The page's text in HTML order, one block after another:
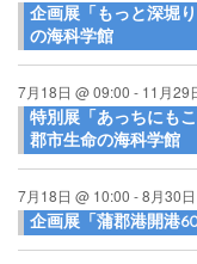
企画展「もっと深堀
の海科学館
7月18日 @ 09:00 - 11月29
特別展「あっちにも
郡市生命の海科学館
7月18日 @ 10:00 -8月30
企画展「蒲郡港開港